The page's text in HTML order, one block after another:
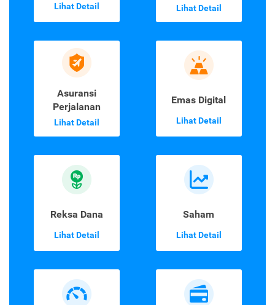
Lihat Detail Lihat Detail
Asuransi
Perjalanan
Lihat Detail
Emas Digital
Lihat Detail
Reksa Dana
Lihat Detail
Saham
Lihat Detail